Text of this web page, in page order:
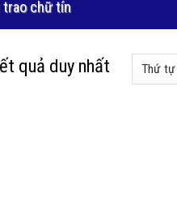
trao chữ tín
quả duy nhất